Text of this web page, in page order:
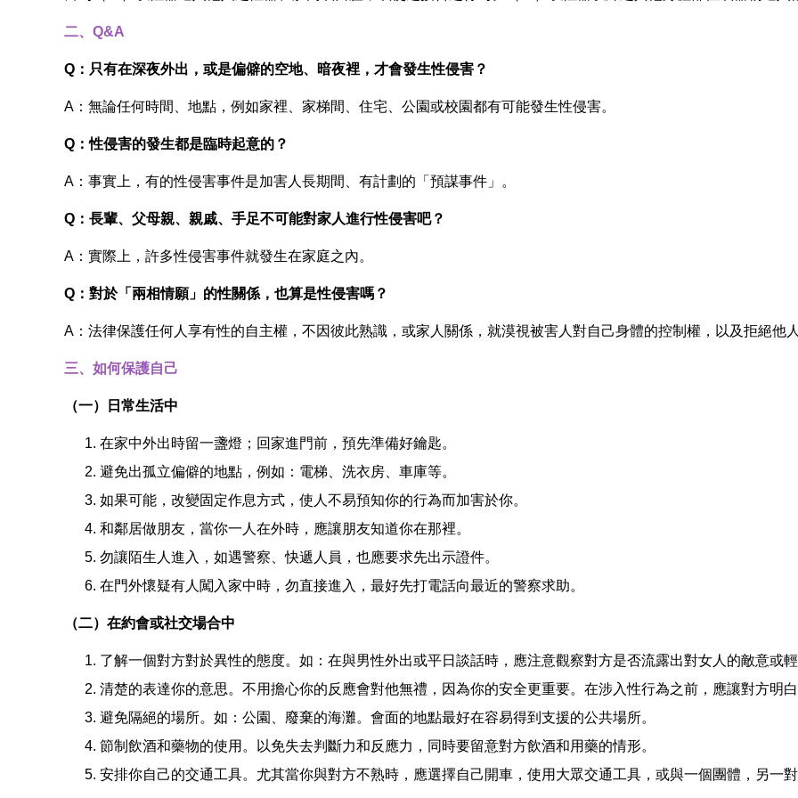
二、Q&A
Q：只有在深夜外出，或是偏僻的空地、暗夜裡，才會發生性侵害？
A：無論任何時間、地點，例如家裡、家梯間、住宅、公園或校園都有可能發生性侵害。
Q：性侵害的發生都是臨時起意的？
A：事實上，有的性侵害事件是加害人長期間、有計劃的「預謀事件」。
Q：長輩、父母親、親戚、手足不可能對家人進行性侵害吧？
A：實際上，許多性侵害事件就發生在家庭之內。
Q：對於「兩相情願」的性關係，也算是性侵害嗎？
A：法律保護任何人享有性的自主權，不因彼此熟識，或家人關係，就漠視被害人對自己身體的控制權，以及拒絕他
三、如何保護自己
（一）日常生活中
在家中外出時留一盞燈；回家進門前，預先準備好鑰匙。
避免出孤立偏僻的地點，例如：電梯、洗衣房、車庫等。
如果可能，改變固定作息方式，使人不易預知你的行為而加害於你。
和鄰居做朋友，當你一人在外時，應讓朋友知道你在那裡。
勿讓陌生人進入，如遇警察、快遞人員，也應要求先出示證件。
在門外懷疑有人闖入家中時，勿直接進入，最好先打電話向最近的警察求助。
（二）在約會或社交場合中
了解一個對方對於異性的態度。如：在與男性外出或平日談話時，應注意觀察對方是否流露出對女人的敵意或輕
清楚的表達你的意思。不用擔心你的反應會對他無禮，因為你的安全更重要。在涉入性行為之前，應讓對方明白
避免隔絕的場所。如：公園、廢棄的海灘。會面的地點最好在容易得到支援的公共場所。
節制飲酒和藥物的使用。以免失去判斷力和反應力，同時要留意對方飲酒和用藥的情形。
安排你自己的交通工具。尤其當你與對方不熟時，應選擇自己開車，使用大眾交通工具，或與一個團體，另一對